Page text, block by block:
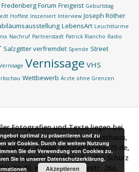
Fredenberg Forum Freigeist Geburtstag
Hoffest Inszeniert Interview Joseph Röther
LebensArt Leuchttürme
Nachruf Partnerstadt Patrick Riancho Radio
Salzgitter verfremdet Spende Street
Vernissage VHS
Wettbewerb Ärzte ohne Grenzen
Fotografien und Texte liegen bei
Impressum: ATELIER 70, Kunsthaus,
E-Mail: info[at]atelier70.de,
Heinke Maaßen, Sandra Schulz
70, Kunsthaus, Thiestr. 26a,
optimal zu präsentieren und zu
wir Cookies. Durch die weitere Nutzung
Sie der Verwendung von Cookies zu.
Sie in unserer Datenschutzerklärung.
Akzeptieren